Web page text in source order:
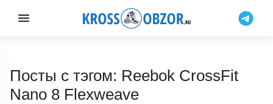
Посты с тэгом: Reebok CrossFit
Nano 8 Flexweave